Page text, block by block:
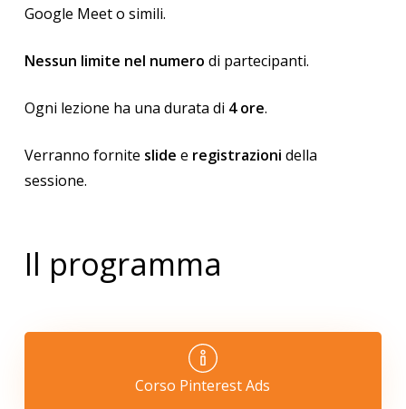
Google Meet o simili.
Nessun limite nel numero di partecipanti.
Ogni lezione ha una durata di 4 ore.
Verranno fornite slide e registrazioni della
sessione.
Il programma
Corso Pinterest Ads